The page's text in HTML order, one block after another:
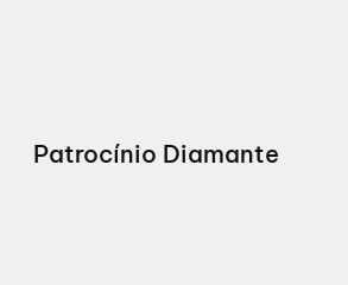
Patrocínio Diamante